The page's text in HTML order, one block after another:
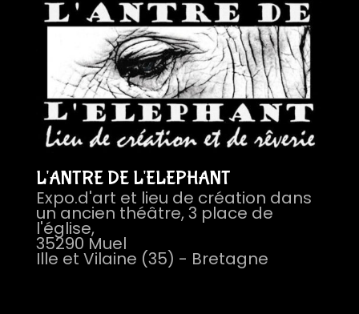
L'ANTRE DE L'ELEPHANT
Expo.d'art et lieu de création dans
un ancien théâtre, 3 place de
l'église,
35290 Muel
Ille et Vilaine (35) - Bretagne